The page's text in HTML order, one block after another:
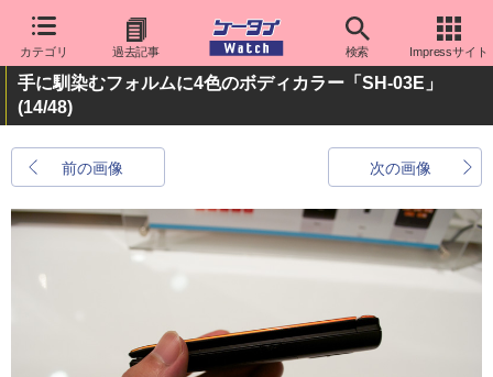
カテゴリ 過去記事 検索 Impressサイト
手に馴染むフォルムに4色のボディカラー「SH-03E」
(14/48)
前の画像 次の画像